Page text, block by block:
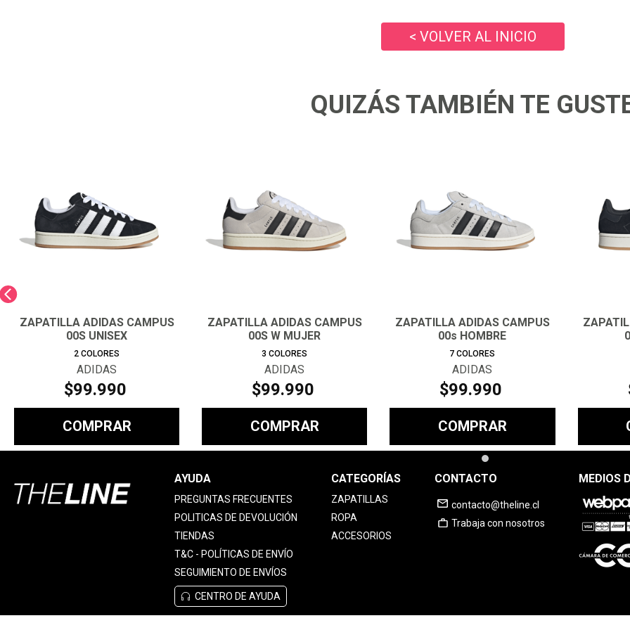
< VOLVER AL INICIO
QUIZÁS TAMBIÉN TE
ZAPATILLA ADIDAS CAMPUS
00S UNISEX
2 COLORES
ADIDAS
$99.990
COMPRAR
ZAPATILLA ADIDAS CAMPUS
00S W MUJER
3 COLORES
ADIDAS
$99.990
COMPRAR
ZAPATILLA ADIDAS CAMPUS
00s HOMBRE
7 COLORES
ADIDAS
$99.990
COMPRAR
AYUDA
PREGUNTAS FRECUENTES
POLITICAS DE DEVOLUCIÓN
TIENDAS
T&C - POLÍTICAS DE ENVÍO
SEGUIMIENTO DE ENVÍOS
CENTRO DE AYUDA
CATEGORÍAS
ZAPATILLAS
ROPA
ACCESORIOS
CONTACTO
contacto@theline.cl
Trabaja con nosotros
MEDIOS